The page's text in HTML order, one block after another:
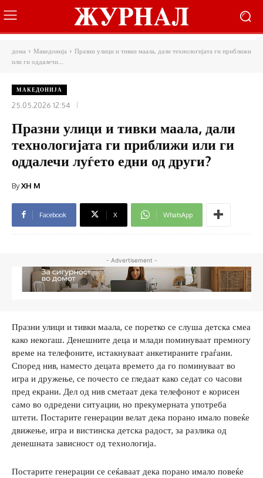
дома Македонија
Празни улици и тивки маала, дали технологијата ги приближи
или ги оддалечи...
МАКЕДОНИЈА
25.05.2026 12:54
Празни улици и тивки маала, дали
технологијата ги приближи или ги
оддалечи луѓето едни од други?
ByXH M
Facebook X WhatsApp
- Advertisement -
Празни улици и тивки маала, се поретко се слуша детска смеа
како некогаш. Денешните деца и млади поминуваат премногу
време на телефоните, истакнуваат анкетираните граѓани.
Според нив, наместо децата времето да го поминуваат во
игра и дружење, се почесто се гледаат како седат со часови
пред екрани. Дел од нив сметаат дека телефонот е корисен
само во одредени ситуации, но прекумерната употреба
штети. Постарите генерации велат дека порано имало повеќе
движење, игра и вистинска детска радост, за разлика од
денешната зависност од технологија.
Постарите генерации се сеќаваат дека порано имало повеќе